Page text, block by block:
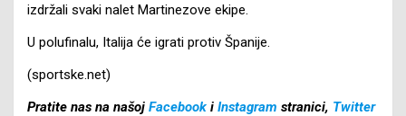
izdržali svaki nalet Martinezove ekipe.
U polufinalu, Italija će igrati protiv Španije.
(sportske.net)
Pratite nas na našoj Facebook i Instagram stranici, Twitter